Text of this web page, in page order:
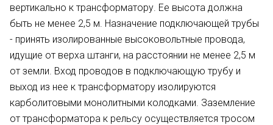
вертикально к трансформатору. Ее высота должна
быть не менее 2,5 м. Назначение подключающей тру­бы
- принять изолированные высо­ковольтные провода,
идущие от вер­ха штанги, на расстоянии не менее 2,5 м
от земли. Вход проводов в подключающую трубу и
выход из нее к трансформатору изолируются
карболитовыми монолитными ко­лодками. Заземление
от трансформатора к рельсу осуществляется тросом